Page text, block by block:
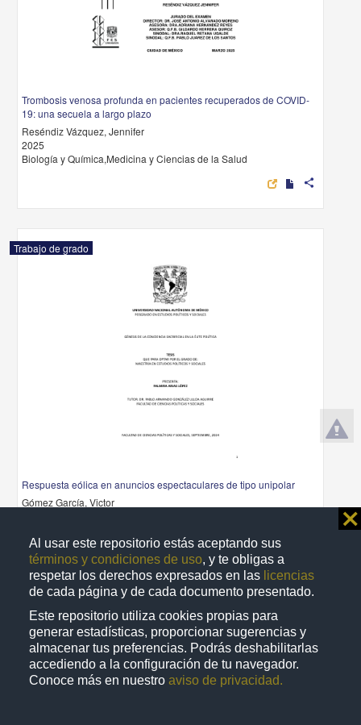
Al usar este repositorio estás aceptando sus
términos y condiciones de uso, y te obligas a
respetar los derechos expresados en las licencias
de cada página y de cada documento presentado.
Este repositorio utiliza cookies propias para
generar estadísticas, proporcionar sugerencias y
almacenar tus preferencias. Podrás deshabilitarlas
accediendo a la configuración de tu navegador.
Conoce más en nuestro aviso de privacidad.
⨯
Trombosis venosa profunda en pacientes recuperados de COVID-
19: una secuela a largo plazo
Reséndiz Vázquez, Jennifer
2025
Biología y Química,Medicina y Ciencias de la Salud
share
Trabajo de grado
Respuesta eólica en anuncios espectaculares de tipo unipolar
Gómez García, Victor
Trabajo de grado